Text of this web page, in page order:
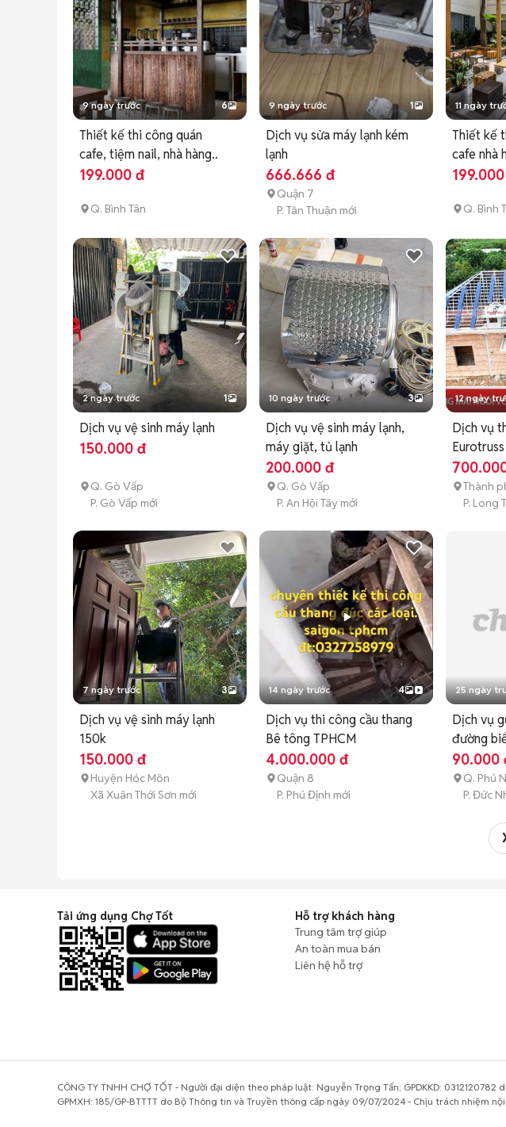
9 ngày trước 6
Thiết kế thi công quán
cafe, tiệm nail, nhà hàng..
199.000 đ
Q. Bình Tân
9 ngày trước 1
Dịch vụ sửa máy lạnh kém
lạnh
666.666 đ
Quận 7
P. Tân Thuận mới
11 ngày
Thiết kế
cafe nhà
Q. Bình
2 ngày trước 1
Dịch vụ vệ sinh máy lạnh
150.000 đ
Q. Gò Vấp
P. Gò Vấp mới
10 ngày trước 3
Dịch vụ vệ sinh máy lạnh,
máy giặt, tủ lạnh
200.000 đ
Q. Gò Vấp
P. An Hội Tây mới
12 ngày
Dịch vụ
Thành
P. Long
7 ngày trước 3
Dịch vụ vệ sinh máy lạnh
150k
150.000 đ
Huyện Hóc Môn
Xã Xuân Thới Sơn mới
14 ngày trước 4
Dịch vụ thi công cầu thang
Bê tông TPHCM
4.000.000 đ
Quận 8
P. Phú Định mới
25 ngày
Dịch vụ
đường
90.000
Q. Phú
P. Đức
Tải ứng dụng Chợ Tốt
Hỗ trợ khách hàng
Trung tâm trợ giúp
An toàn mua bán
Liên hệ hỗ trợ
CÔNG TY TNHH CHỢ TỐT - Người đại diện theo pháp luật: Nguyễn Trọng Tấn; GPDKKD: 0312120782
GPMXH: 185/GP-BTTTT do Bộ Thông tin và Truyền thông cấp ngày 09/07/2024 - Chịu trách nhiệm nội